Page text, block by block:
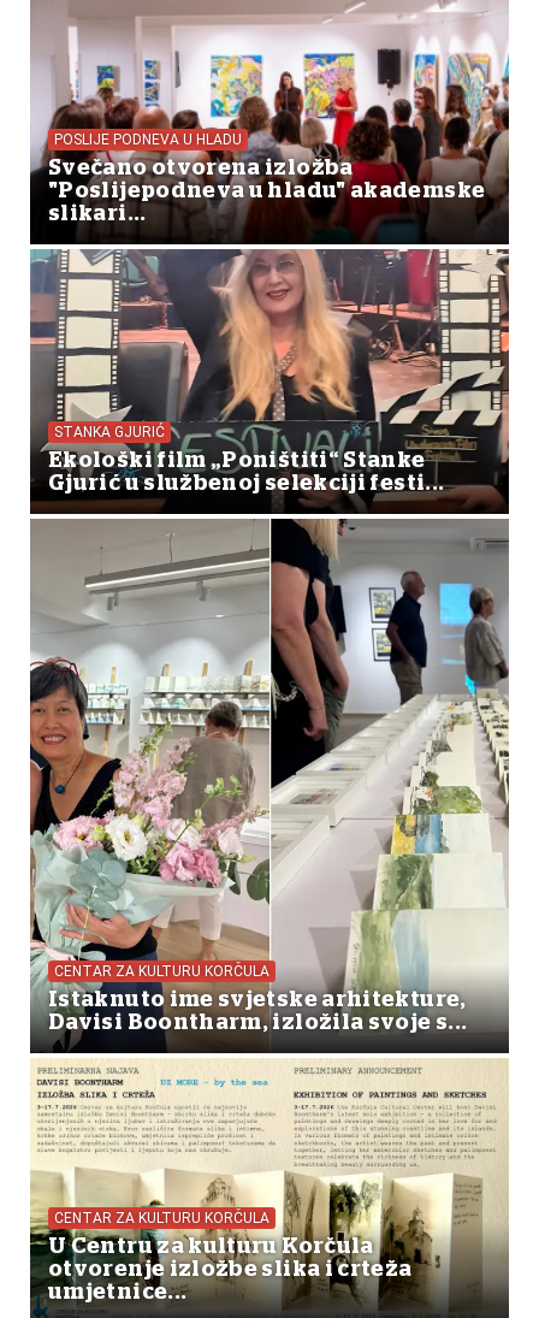
POSLIJE PODNEVA U HLADU
Svečano otvorena izložba
"Poslijepodneva u hladu" akademske
slikari...
STANKA GJURIĆ
Ekološki film „Poništiti“ Stanke
Gjurić u službenoj selekciji festi...
CENTAR ZA KULTURU KORČULA
Istaknuto ime svjetske arhitekture,
Davisi Boontharm, izložila svoje s...
CENTAR ZA KULTURU KORČULA
U Centru za kulturu Korčula
otvorenje izložbe slika i crteža
umjetnice...